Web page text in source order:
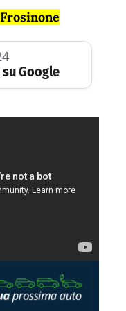
Google